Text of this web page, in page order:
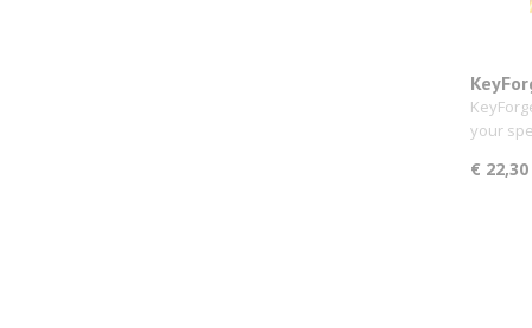
your
€ 22,30